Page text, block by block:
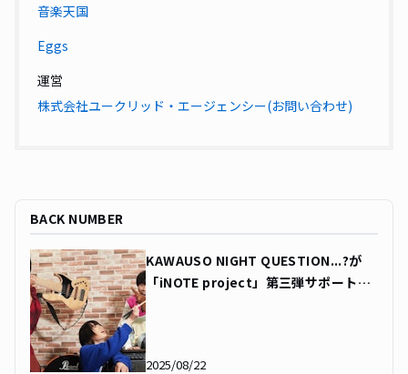
音楽天国
Eggs
運営
株式会社ユークリッド・エージェンシー(お問い合わせ)
BACK NUMBER
KAWAUSO NIGHT QUESTION...?が
「iNOTE project」第三弾サポートア
2025/08/22